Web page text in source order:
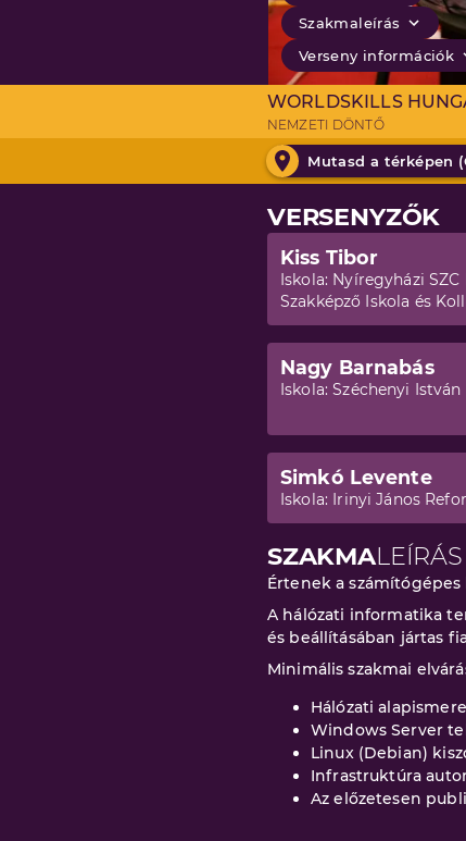
Szakmaleírás
Verseny információk
WORLDSKILLS
NEMZETI DÖNTŐ
Mutasd a térképen (
VERSENYZŐK
Kiss Tibor
Iskola: Nyíregyházi
Szakképző Iskola és
Nagy Barnabás
Iskola:Széchenyi
Simkó Levente
Iskola: Irinyi János
SZAKMALEÍRÁS
Értenek a
A hálózati informatika
és beállításában jártas
Minimális szakmai
Hálózati
Windows Server
Linux (Debian)
Infrastruktúra
Az előzetesen